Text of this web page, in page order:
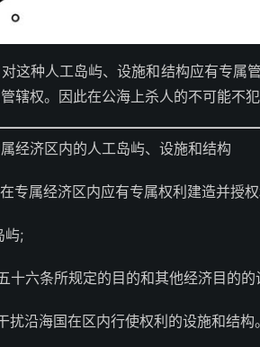
这种人工岛屿、设施和结构应有专属
辖权。因此在公海上杀人的不可能不犯
经济区内的人工岛屿、设施和结构
属经济区内应有专属权利建造并授权
;
六条所规定的目的和其他经济目的的
沿海国在区内行使权利的设施和结构。